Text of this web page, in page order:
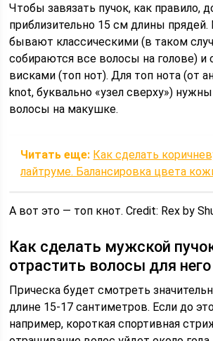
Чтобы завязать пучок, как правило,
приблизительно 15 см длины
бывают классическими (в таком
собираются все волосы на голове)
висками (топ нот). Для топ нота (от
knot, буквально «узел сверху»)
волосы на макушке.
Читать еще: Как сделать
лайтруме. Балансировка цвета
А вот это — топ кнот. Credit: Rex by
Как сделать мужской
отрастить волосы для него
Прическа будет смотреть
длине 15-17 сантиметров. Если до
например, короткая спортивная